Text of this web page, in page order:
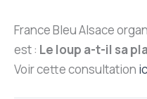
France Bleu Alsace
est : Le loup a-t-il sa
Voir cette consultation